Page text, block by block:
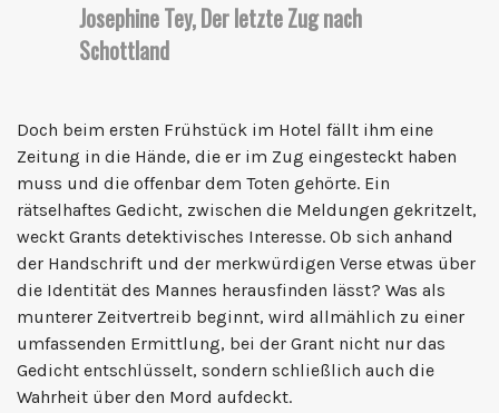
Josephine Tey, Der letzte Zug nach
Schottland
Doch beim ersten Frühstück im Hotel fällt ihm eine
Zeitung in die Hände, die er im Zug eingesteckt haben
muss und die offenbar dem Toten gehörte. Ein
rätselhaftes Gedicht, zwischen die Meldungen gekritzelt,
weckt Grants detektivisches Interesse. Ob sich anhand
der Handschrift und der merkwürdigen Verse etwas über
die Identität des Mannes herausfinden lässt? Was als
munterer Zeitvertreib beginnt, wird allmählich zu einer
umfassenden Ermittlung, bei der Grant nicht nur das
Gedicht entschlüsselt, sondern schließlich auch die
Wahrheit über den Mord aufdeckt.